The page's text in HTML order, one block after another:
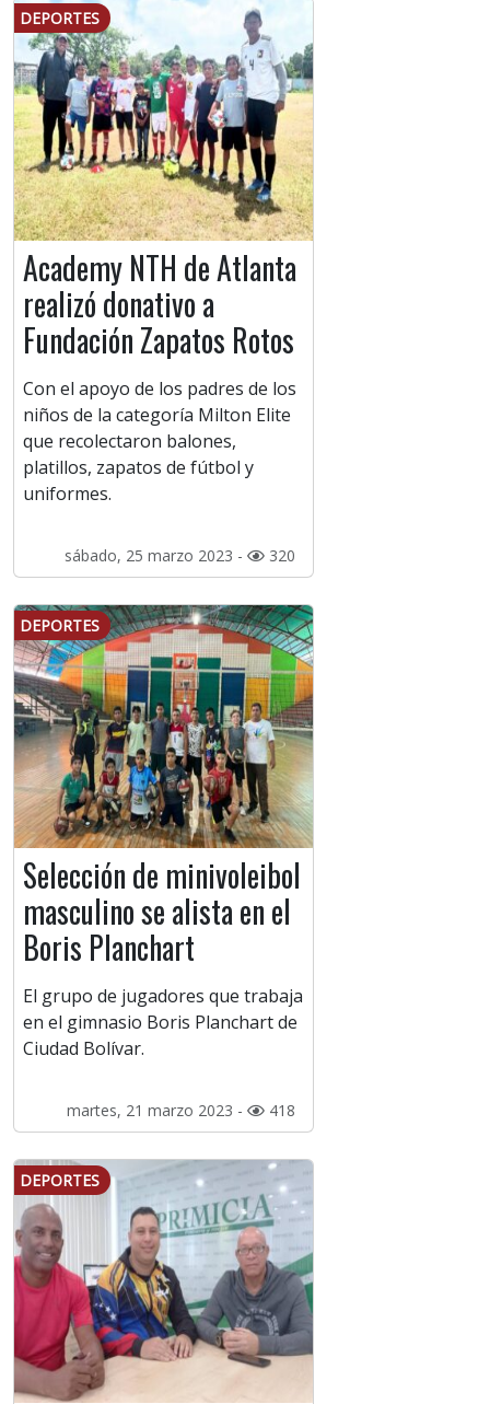
DEPORTES
Academy NTH de Atlanta
realizó donativo a
Fundación Zapatos Rotos
Con el apoyo de los padres de los
niños de la categoría Milton Elite
que recolectaron balones,
platillos, zapatos de fútbol y
uniformes.
sábado, 25 marzo 2023 - 320
DEPORTES
Selección de minivoleibol
masculino se alista en el
Boris Planchart
El grupo de jugadores que trabaja
en el gimnasio Boris Planchart de
Ciudad Bolívar.
martes, 21 marzo 2023 - 418
DEPORTES